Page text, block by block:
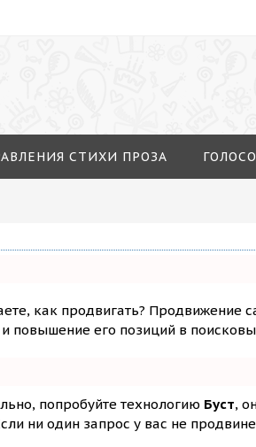
СТИХИ ПРОЗА
как продвигать? Продвижение
повышение его позиций в
попробуйте технологию Буст,
ни один запрос у вас не